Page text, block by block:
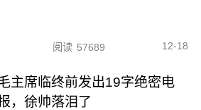
阅读 57689 12-18
主席临终前发出19字绝密电
，徐帅落泪了